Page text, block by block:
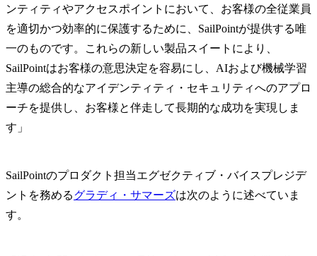
ンティティやアクセスポイントにおいて、お客様の全従業員
を適切かつ効率的に保護するために、SailPointが提供する唯
一のものです。これらの新しい製品スイートにより、
SailPointはお客様の意思決定を容易にし、AIおよび機械学習
主導の総合的なアイデンティティ・セキュリティへのアプロ
ーチを提供し、お客様と伴走して長期的な成功を実現しま
す」
SailPointのプロダクト担当エグゼクティブ・バイスプレジデ
ントを務めるグラディ・サマーズは次のように述べていま
す。